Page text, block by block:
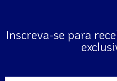
Inscreva-se para